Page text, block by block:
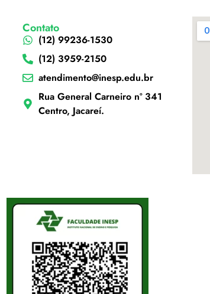
Contato
(12) 99236-1530
(12) 3959-2150
atendimento@inesp.edu.br
Rua General Carneiro nº 341
Centro, Jacareí.